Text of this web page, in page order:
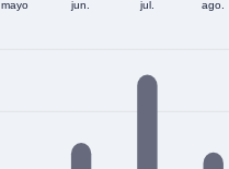
mayo jun. jul. ago.